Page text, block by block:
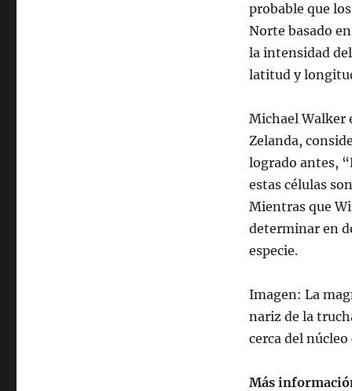
probable que
Norte basado
la intensidad
latitud y
Michael Walker
Zelanda,
logrado antes,
estas células
Mientras que
determinar en
especie.
Imagen: La
nariz de la
cerca del
Más